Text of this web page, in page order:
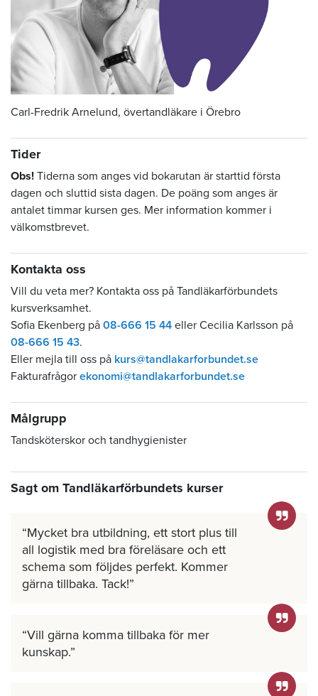
Carl-Fredrik Arnelund, övertandläkare i Örebro
Tider
Obs! Tiderna som anges vid bokarutan är starttid första
dagen och sluttid sista dagen. De poäng som anges är
antalet timmar kursen ges. Mer information kommer i
välkomstbrevet.
Kontakta oss
Vill du veta mer? Kontakta oss på Tandläkarförbundets
kursverksamhet.
Sofia Ekenberg på 08-666 15 44 eller Cecilia Karlsson på
08-666 15 43.
Eller mejla till oss på kurs@tandlakarforbundet.se
Fakturafrågor ekonomi@tandlakarforbundet.se
Målgrupp
Tandsköterskor och tandhygienister
Sagt om Tandläkarförbundets kurser
Mycket bra utbildning, ett stort plus till
all logistik med bra föreläsare och ett
schema som följdes perfekt. Kommer
gärna tillbaka. Tack!
Vill gärna komma tillbaka för mer
kunskap.